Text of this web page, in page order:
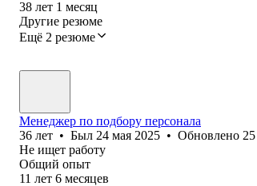
38 лет 1 месяц
Другие резюме
Ещё 2 резюме
Менеджер по подбору персонала
36 лет • Был 24 мая 2025 • Обновлено
Не ищет работу
Общий опыт
11 лет 6 месяцев